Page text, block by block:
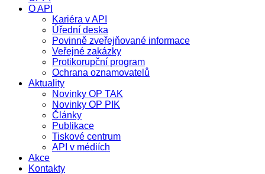
O API
Kariéra v API
Úřední deska
Povinně zveřejňované informace
Veřejné zakázky
Protikorupční program
Ochrana oznamovatelů
Aktuality
Novinky OP TAK
Novinky OP PIK
Články
Publikace
Tiskové centrum
API v médiích
Akce
Kontakty